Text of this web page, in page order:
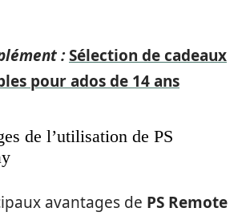
:Sélection de cadeaux
pour ados de 14 ans
de l’utilisation de PS
avantages de PS Remote